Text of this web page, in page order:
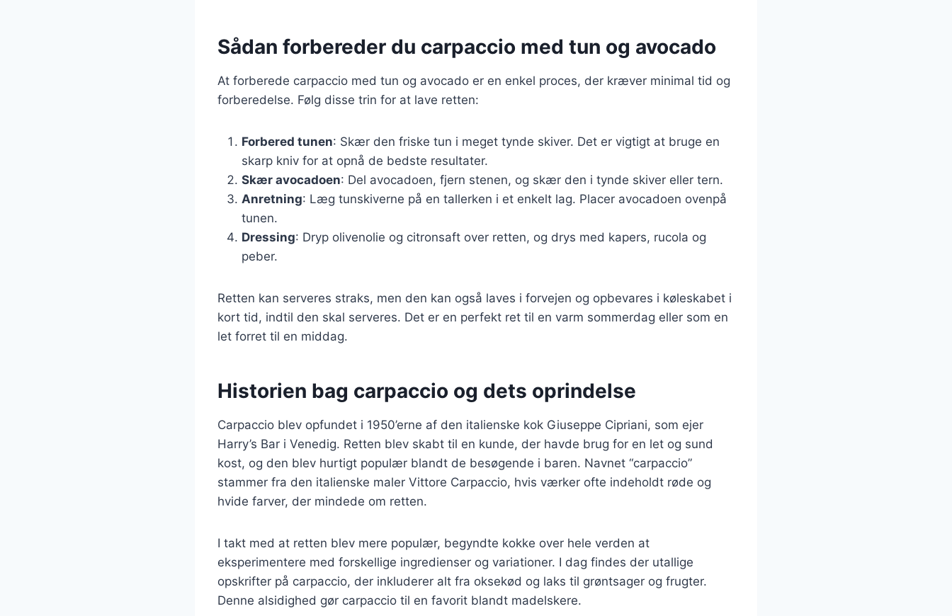
Sådan forbereder du carpaccio med tun og avocado
At forberede carpaccio med tun og avocado er en enkel proces, der kræver minimal tid og
forberedelse. Følg disse trin for at lave retten:
Forbered tunen: Skær den friske tun i meget tynde skiver. Det er vigtigt at bruge en
skarp kniv for at opnå de bedste resultater.
Skær avocadoen: Del avocadoen, fjern stenen, og skær den i tynde skiver eller tern.
Anretning: Læg tunskiverne på en tallerken i et enkelt lag. Placer avocadoen ovenpå
tunen.
Dressing: Dryp olivenolie og citronsaft over retten, og drys med kapers, rucola og
peber.
Retten kan serveres straks, men den kan også laves i forvejen og opbevares i køleskabet i
kort tid, indtil den skal serveres. Det er en perfekt ret til en varm sommerdag eller som en
let forret til en middag.
Historien bag carpaccio og dets oprindelse
Carpaccio blev opfundet i 1950’erne af den italienske kok Giuseppe Cipriani, som ejer
Harry’s Bar i Venedig. Retten blev skabt til en kunde, der havde brug for en let og sund
kost, og den blev hurtigt populær blandt de besøgende i baren. Navnet “carpaccio”
stammer fra den italienske maler Vittore Carpaccio, hvis værker ofte indeholdt røde og
hvide farver, der mindede om retten.
I takt med at retten blev mere populær, begyndte kokke over hele verden at
eksperimentere med forskellige ingredienser og variationer. I dag findes der utallige
opskrifter på carpaccio, der inkluderer alt fra oksekød og laks til grøntsager og frugter.
Denne alsidighed gør carpaccio til en favorit blandt madelskere.